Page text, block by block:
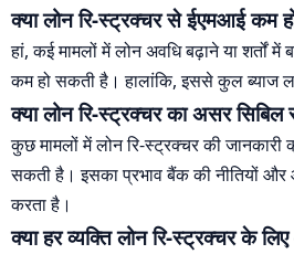
क्या लोन रि-स्ट्रक्चर से ईएमआई कम
हां, कई मामलों में लोन अवधि बढ़ाने या शर्तों
कम हो सकती है। हालांकि, इससे कुल ब्याज
क्या लोन रि-स्ट्रक्चर का असर सिबिल
कुछ मामलों में लोन रि-स्ट्रक्चर की जानकारी
सकती है। इसका प्रभाव बैंक की नीतियों और
करता है।
क्या हर व्यक्ति लोन रि-स्ट्रक्चर के